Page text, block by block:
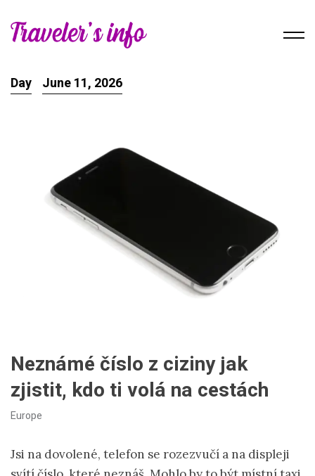
Day June 11, 2026
Neznámé číslo z ciziny jak
zjistit, kdo ti volá na cestách
Europe
Jsi na dovolené, telefon se rozezvučí a na displeji